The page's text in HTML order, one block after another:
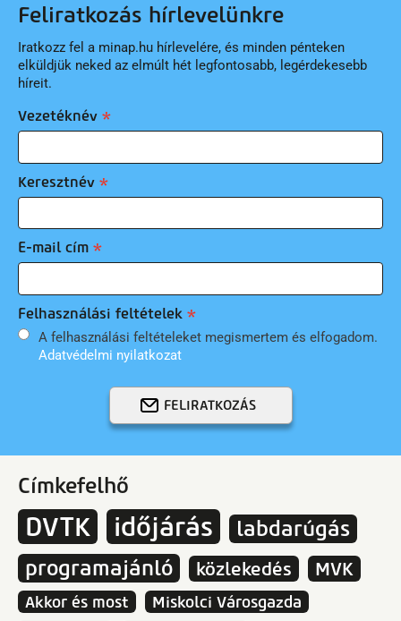
Feliratkozás hírlevelünkre
Iratkozz fel a minap.hu hírlevelére, és minden pénteken
elküldjük neked az elmúlt hét legfontosabb, legérdekesebb
híreit.
Vezetéknév
Keresztnév
E-mail cím
Felhasználási feltételek
A felhasználási feltételeket megismertem és elfogadom.
Adatvédelmi nyilatkozat
FELIRATKOZÁS
Címkefelhő
DVTK időjárás
labdarúgás
programajánló
közlekedés MVK
Akkor és most
Miskolci Városgazda